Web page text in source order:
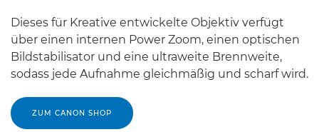
Dieses für Kreative entwickelte Objektiv verfügt
über einen internen Power Zoom, einen optischen
Bildstabilisator und eine ultraweite Brennweite,
sodass jede Aufnahme gleichmäßig und scharf wird.
ZUM CANON SHOP